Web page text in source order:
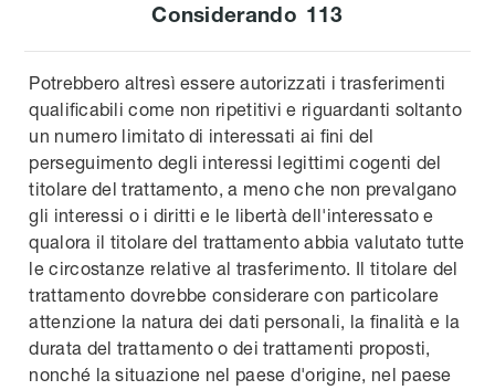
Considerando 113
Potrebbero altresì essere autorizzati i trasferimenti
qualificabili come non ripetitivi e riguardanti soltanto
un numero limitato di interessati ai fini del
perseguimento degli interessi legittimi cogenti del
titolare del trattamento, a meno che non prevalgano
gli interessi o i diritti e le libertà dell'interessato e
qualora il titolare del trattamento abbia valutato tutte
le circostanze relative al trasferimento. Il titolare del
trattamento dovrebbe considerare con particolare
attenzione la natura dei dati personali, la finalità e la
durata del trattamento o dei trattamenti proposti,
nonché la situazione nel paese d'origine, nel paese